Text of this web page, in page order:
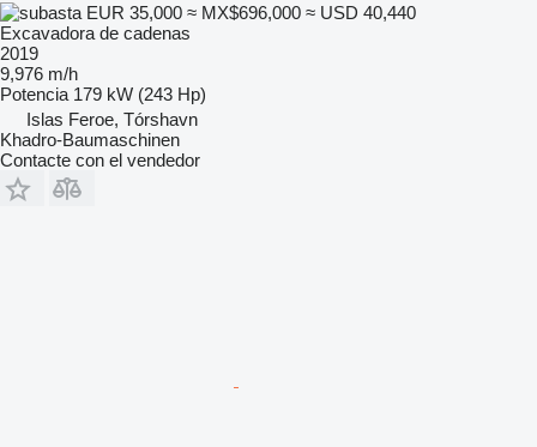
EUR 35,000 ≈ MX$696,000 ≈ USD 40,440
Excavadora de cadenas
2019
9,976 m/h
Potencia 179 kW (243 Hp)
Islas Feroe, Tórshavn
Khadro-Baumaschinen
Contacte con el vendedor